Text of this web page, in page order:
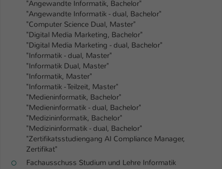
"Angewandte Informatik, Bachelor"
"Angewandte Informatik - dual, Bachelor"
"Computer Science Dual, Master"
"Digital Media Marketing, Bachelor"
"Digital Media Marketing - dual, Bachelor"
"Informatik - dual, Master"
"Informatik Dual, Master"
"Informatik, Master"
"Informatik - Teilzeit, Master"
"Medieninformatik, Bachelor"
"Medieninformatik - dual, Bachelor"
"Medizininformatik, Bachelor"
"Medizininformatik - dual, Bachelor"
"Zertifikatsstudiengang AI Compliance Manager,
Zertifikat"
Fachausschuss Studium und Lehre Informatik
Zweck
Einstellungen. Unter anderem eine zufällig
generierte ID, für die historische
Speicherung Ihrer vorgenommen
Einstellungen, falls der Webseiten-
Betreiber dies eingestellt hat.
Name fe_typo_user / PHPSESSID
Anbieter TYPO3
Laufzeit 1 Woche
Dieses Cookie ist ein Standard-Session-
eines Intranet-Logins die Session-ID. So